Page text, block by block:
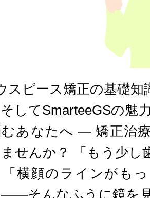
スピース矯正の基礎知
そしてSmarteeGSの魅
むあなたへ ― 矯正治
せんか？ 「もう少し
「横顔のラインがも
――そんなふうに鏡を